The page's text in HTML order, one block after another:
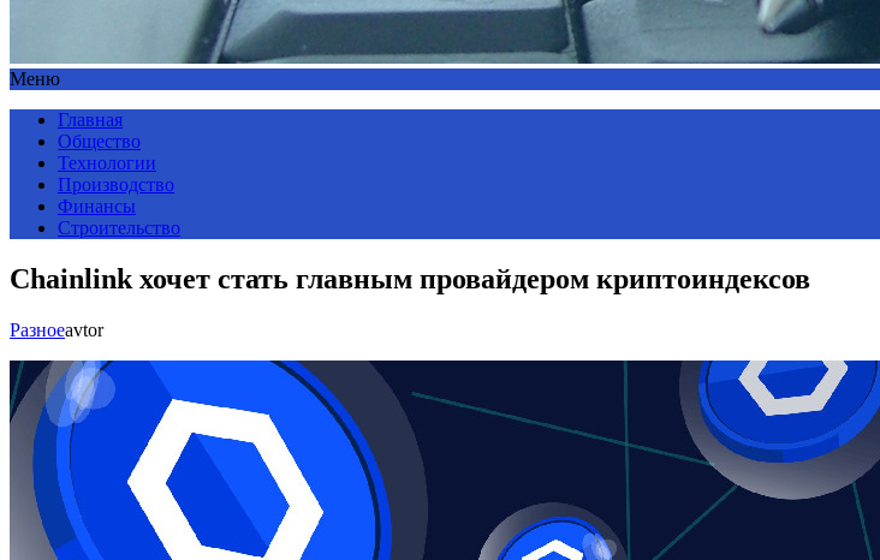
Меню
Главная
Общество
Технологии
Производство
Финансы
Строительство
Chainlink хочет стать главным провайдером криптоиндексов
Разноеavtor